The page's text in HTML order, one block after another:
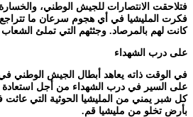
فتلاحقت الانتصارات للجيش الوطني،
فكرت المليشيا في أي هجوم سرعان ما
كانت لهم بالمرصاد. وجثثهم التي تملئ الشعاب
على درب الشهداء
في الوقت ذاته يعاهد أبطال الجيش الوطني
على السير في درب الشهداء من أجل استعادة
كل شبر يمني من المليشيا الحوثية التي عاثت
بأرض تخلو من مليشيا قم.